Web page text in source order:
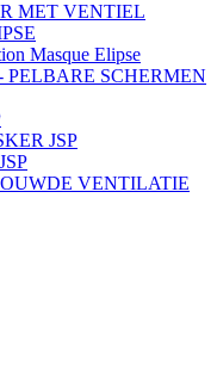
MET VENTIEL
Masque Elipse
PELBARE SCHERMEN
JSP
VENTILATIE